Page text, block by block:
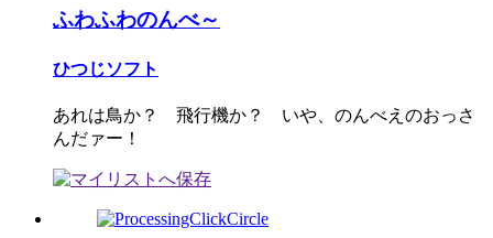
ふわふわのんべ～
ひつじソフト
あれは鳥か？ 飛行機か？ いや、のんべえのおっさ
んだァー！